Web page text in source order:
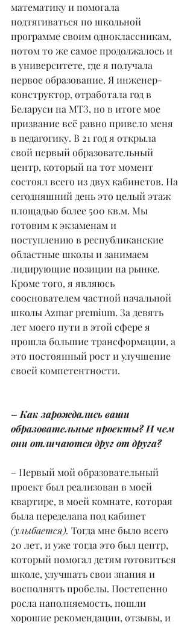
математику и помогала
подтягиваться по школьной
программе своим одноклассникам,
потом то же самое продолжалось и
в университете, где я получала
первое образование. Я инженер-
конструктор, отработала год в
Беларуси на МТЗ, но в итоге мое
призвание всё равно привело меня
в педагогику. В 21 год я открыла
свой первый образовательный
центр, который на тот момент
состоял всего из двух кабинетов. На
сегодняшний день это целый этаж
площадью более 500 кв.м. Мы
готовим к экзаменам и
поступлению в республиканские
областные школы и занимаем
лидирующие позиции на рынке.
Кроме того, я являюсь
сооснователем частной начальной
школы Azmar premium. За девять
лет моего пути в этой сфере я
прошла большие трансформации, а
это постоянный рост и улучшение
своей компетентности.
– Как зарождались ваши
образовательные проекты? И чем
они отличаются друг от друга?
– Первый мой образовательный
проект был реализован в моей
квартире, в моей комнате, которая
была переделана под кабинет
(улыбается). Тогда мне было всего
20 лет, и уже тогда это был центр,
который помогал детям готовиться
школе, улучшать свои знания и
восполнять пробелы. Постепенно
росла наполняемость, пошли
хорошие рекомендации, отзывы, и